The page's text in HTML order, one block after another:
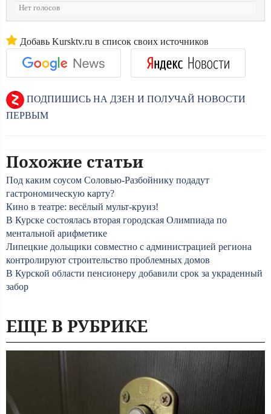
Нет голосов
Добавь Kursktv.ru в список своих источников
ПОДПИШИСЬ НА ДЗЕН И ПОЛУЧАЙ НОВОСТИ
ПЕРВЫМ
Похожие статьи
Под каким соусом Соловью-Разбойнику подадут
гастрономическую карту?
Кино в театре: весёлый мульт-круиз!
В Курске состоялась вторая городская Олимпиада по
ментальной арифметике
Липецкие дольщики совместно с администрацией региона
контролируют строительство проблемных домов
В Курской области пенсионеру добавили срок за украденный
забор
ЕЩЕ В РУБРИКЕ